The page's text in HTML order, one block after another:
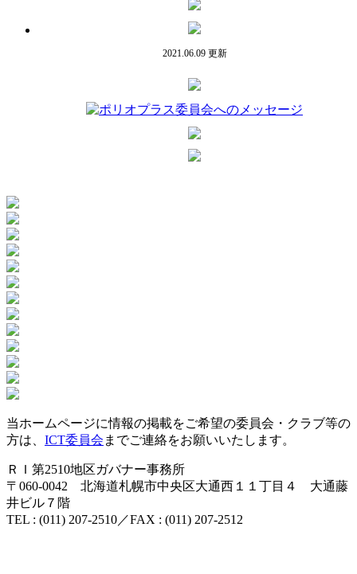
2021.06.09 更新
当ホームページに情報の掲載をご希望の委員会・クラブ等の
方は、 ICT委員会 までご連絡をお願いいたします。
ＲＩ第2510地区ガバナー事務所
〒060-0042 北海道札幌市中央区大通西１１丁目４ 大通藤
井ビル７階
TEL : (011) 207-2510／FAX : (011) 207-2512